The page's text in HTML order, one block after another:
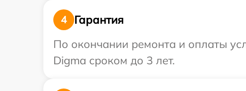
4
Гарантия
По окончании ремонта и оплаты
Digma сроком до 3 лет.